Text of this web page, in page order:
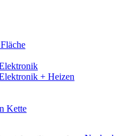
+ Heizen
Kette